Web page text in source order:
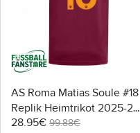
AS Roma Matias Soule #18
Replik Heimtrikot 2025-26
Kurzarm
28.95€ 99.88€